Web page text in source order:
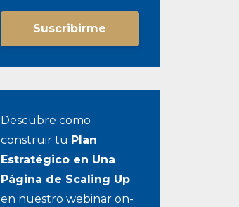
Suscribirme
Descubre como
construir tu Plan
Estratégico en Una
Página de Scaling Up
en nuestro webinar on-